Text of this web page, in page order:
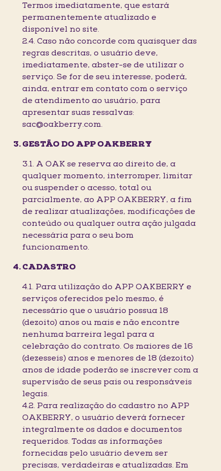
Termos imediatamente, que estará
permanentemente atualizado e
disponível no site.
2.4. Caso não concorde com quaisquer das
regras descritas, o usuário deve,
imediatamente, abster-se de utilizar o
serviço. Se for de seu interesse, poderá,
ainda, entrar em contato com o serviço
de atendimento ao usuário, para
apresentar suas ressalvas:
sac@oakberry.com.
GESTÃO DO APP OAKBERRY
3.1. A OAK se reserva ao direito de, a
qualquer momento, interromper, limitar
ou suspender o acesso, total ou
parcialmente, ao APP OAKBERRY, a fim
de realizar atualizações, modificações de
conteúdo ou qualquer outra ação julgada
necessária para o seu bom
funcionamento.
CADASTRO
4.1. Para utilização do APP OAKBERRY e
serviços oferecidos pelo mesmo, é
necessário que o usuário possua 18
(dezoito) anos ou mais e não encontre
nenhuma barreira legal para a
celebração do contrato. Os maiores de 16
(dezesseis) anos e menores de 18 (dezoito)
anos de idade poderão se inscrever com a
supervisão de seus pais ou responsáveis
legais.
4.2. Para realização do cadastro no APP
OAKBERRY, o usuário deverá fornecer
integralmente os dados e documentos
requeridos. Todas as informações
fornecidas pelo usuário devem ser
precisas, verdadeiras e atualizadas. Em